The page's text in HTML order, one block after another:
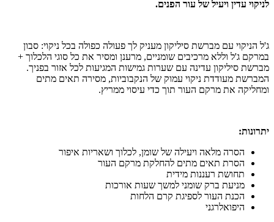
לניקוי עדין ויעיל של עור הפנים.
ג'ל הניקוי עם מברשת סיליקון מעניק לך פעולה כפולה בכל ניקוי: סבון
במרקם ג'ל וללא מרכיבים שומניים, מרענן ומסיר את כל סוגי הלכלוך +
מברשת סיליקון עדינה עם שערות גמישות המגיעות לכל אזור בפניך.
המברשת מעודדת ניקוי עמוק של הנקבוביות, מסירה תאים מתים
ומחליקה את מרקם העור תוך כדי עיסוי ממריץ.
יתרונות:
הסרה מלאה ויעילה של שומן, לכלוך ושאריות איפור
הסרת תאים מתים להחלקת מרקם העור
תחושת רעננות מידית
מניעת ברק שומני למשך שעות אורכות
הכנת העור לספיגת קרם הלחות
היפואלרגני